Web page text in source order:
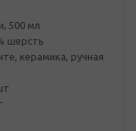
500 мл
шерсть
керамика, ручная